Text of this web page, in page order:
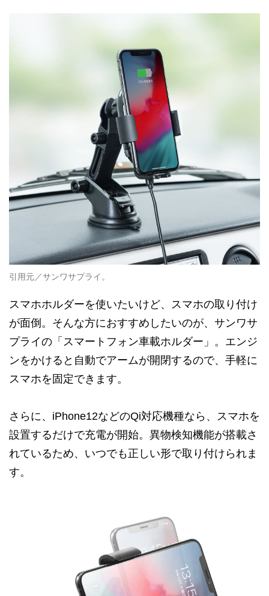
引用元／サンワサプライ。
スマホホルダーを使いたいけど、スマホの取り付け
が面倒。そんな方におすすめしたいのが、サンワサ
プライの「スマートフォン車載ホルダー」。エンジ
ンをかけると自動でアームが開閉するので、手軽に
スマホを固定できます。
さらに、iPhone12などのQi対応機種なら、スマホを
設置するだけで充電が開始。異物検知機能が搭載さ
れているため、いつでも正しい形で取り付けられま
す。